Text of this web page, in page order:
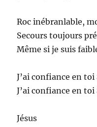
Roc inébranlable,
Secours toujours
Même si je suis
J’ai confiance en
J’ai confiance en
Jésus